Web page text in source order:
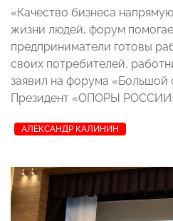
«Качество бизнеса
жизни людей, форум
предприниматели готовы
своих потребителей,
заявил на форума «Большой
Президент «ОПОРЫ
АЛЕКСАНДР КАЛИНИН